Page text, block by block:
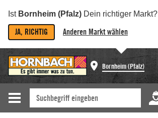
Ist Bornheim (Pfalz) Dein richtiger Markt?
JA, RICHTIG Anderen Markt wählen
Bornheim (Pfalz)